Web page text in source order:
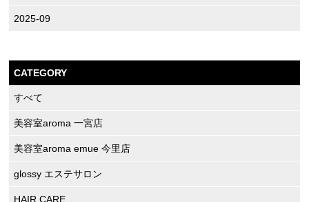
2025-09
CATEGORY
すべて
美容室aroma 一宮店
美容室aroma emue 今里店
glossy エステサロン
HAIR CARE